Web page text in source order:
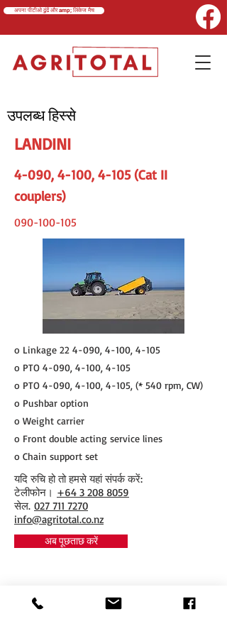
अपना पीटीओ ढूंढें और amp; लिंकेज मैच
उपलब्ध हिस्से
LANDINI
4-090, 4-100, 4-105 (Cat II
couplers)
090-100-105
o Linkage 22 4-090, 4-100, 4-105
o PTO 4-090, 4-100, 4-105
o PTO 4-090, 4-100, 4-105, (* 540 rpm, CW)
o Pushbar option
o Weight carrier
o Front double acting service lines
o Chain support set
यदि रुचि हो तो हमसे यहां संपर्क करें:
​टेलीफोन। +64 3 208 8059
सेल. 027 711 7270
info@agritotal.co.nz
अब पूछताछ करें
+64 3 208 8059
027 711 7270